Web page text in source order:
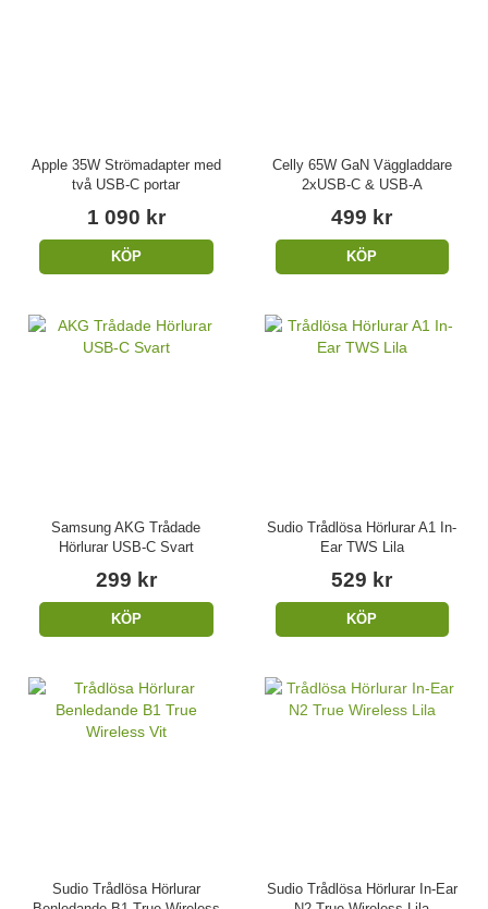
Apple 35W Strömadapter med
två USB-C portar
1 090 kr
KÖP
Celly 65W GaN Väggladdare
2xUSB-C & USB-A
499 kr
KÖP
Samsung AKG Trådade
Hörlurar USB-C Svart
299 kr
KÖP
Sudio Trådlösa Hörlurar A1 In-
Ear TWS Lila
529 kr
KÖP
Sudio Trådlösa Hörlurar
Sudio Trådlösa Hörlurar In-Ear